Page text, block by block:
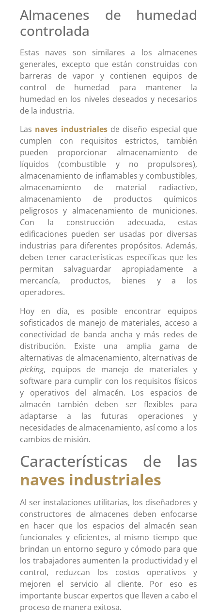
Almacenes de humedad
controlada
Estas naves son similares a los almacenes
generales, excepto que están construidas con
barreras de vapor y contienen equipos de
control de humedad para mantener la
humedad en los niveles deseados y necesarios
de la industria.
Las naves industrialesde diseño especial que
cumplen con requisitos estrictos, también
pueden proporcionar almacenamiento de
líquidos (combustible y no propulsores),
almacenamiento de inflamables y combustibles,
almacenamiento de material radiactivo,
almacenamiento de productos químicos
peligrosos y almacenamiento de municiones.
Con la construcción adecuada, estas
edificaciones pueden ser usadas por diversas
industrias para diferentes propósitos. Además,
deben tener características específicas que les
permitan salvaguardar apropiadamente a
mercancía, productos, bienes y a los
operadores.
Hoy en día, es posible encontrar equipos
sofisticados de manejo de materiales, acceso a
conectividad de banda ancha y más redes de
distribución. Existe una amplia gama de
alternativas de almacenamiento, alternativas de
picking, equipos de manejo de materiales y
software para cumplir con los requisitos físicos
y operativos del almacén. Los espacios de
almacén también deben ser flexibles para
adaptarse a las futuras operaciones y
necesidades de almacenamiento, así como a los
cambios de misión.
Características de las
naves industriales
Al ser instalaciones utilitarias, los diseñadores y
constructores de almacenes deben enfocarse
en hacer que los espacios del almacén sean
funcionales y eficientes, al mismo tiempo que
brindan un entorno seguro y cómodo para que
los trabajadores aumenten la productividad y el
control, reduzcan los costos operativos y
mejoren el servicio al cliente. Por eso es
importante buscar expertos que lleven a cabo el
proceso de manera exitosa.